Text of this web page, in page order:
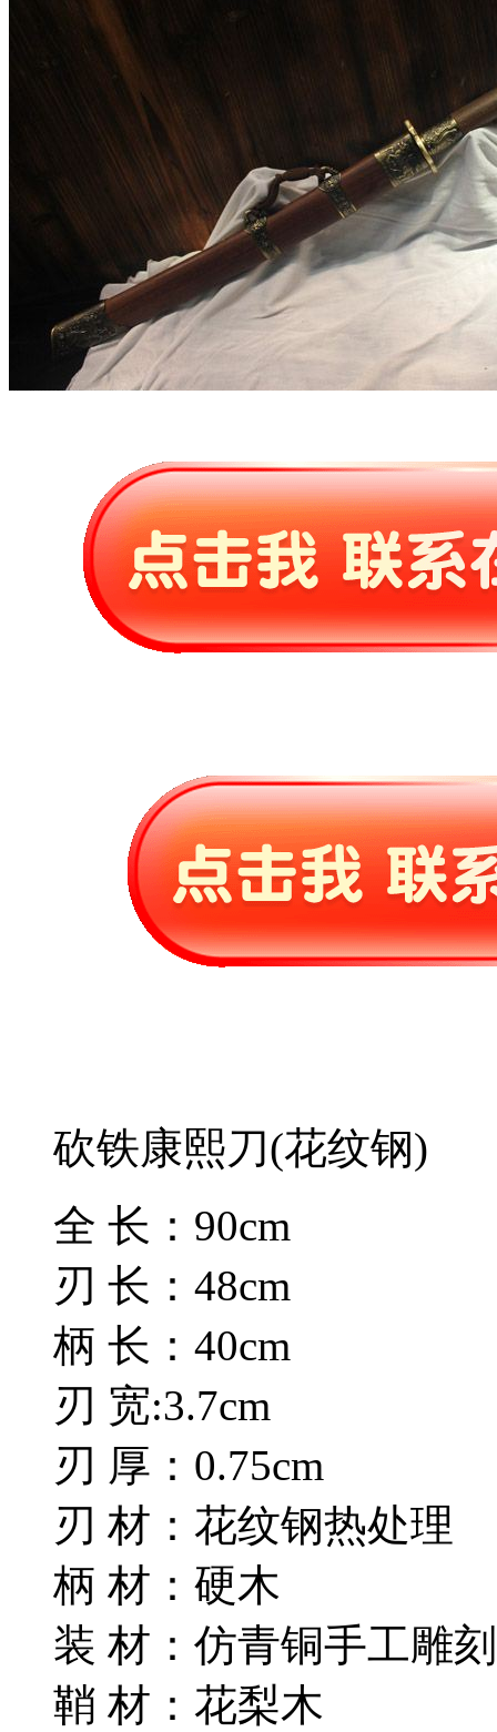
砍铁康熙刀(花纹钢)
全 长：90cm
刃 长：48cm
柄 长：40cm
刃 宽:3.7cm
刃 厚：0.75cm
刃 材：花纹钢热处理
柄 材：硬木
装 材：仿青铜手工雕刻
鞘 材：花梨木